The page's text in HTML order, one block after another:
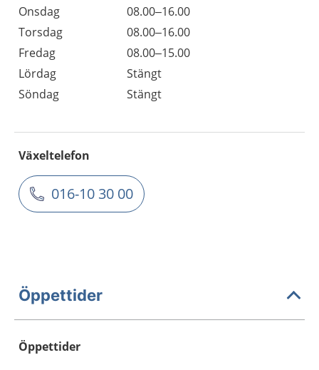
Onsdag
08.00–16.00
Torsdag
08.00–16.00
Fredag
08.00–15.00
Lördag
Stängt
Söndag
Stängt
Växeltelefon
016-10 30 00
Öppettider
Öppettider